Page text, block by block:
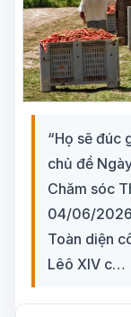
“Họ sẽ đúc
chủ đề
Chăm sóc
04/06/2026
Toàn diện
Lêô XIV c…